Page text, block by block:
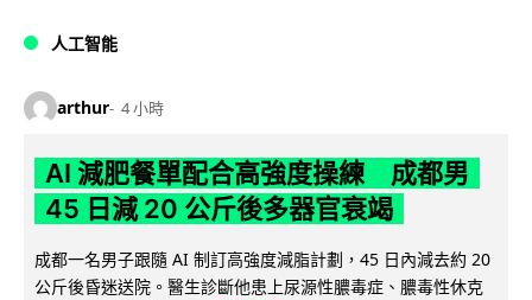
人工智能
arthur 4 小時
AI 減肥餐單配合高強度操練 成都男
45 日減 20 公斤後多器官衰竭
成都一名男子跟隨 AI 制訂高強度減脂計劃，45 日內減去約 20
公斤後昏迷送院。醫生診斷他患上尿源性膿毒症、膿毒性休克